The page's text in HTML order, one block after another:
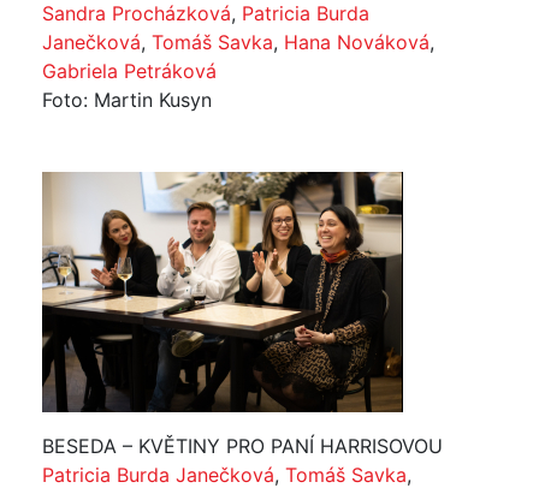
Sandra Procházková, Patricia Burda
Janečková, Tomáš Savka, Hana Nováková,
Gabriela Petráková
Foto: Martin Kusyn
BESEDA – KVĚTINY PRO PANÍ HARRISOVOU
Patricia Burda Janečková, Tomáš Savka,